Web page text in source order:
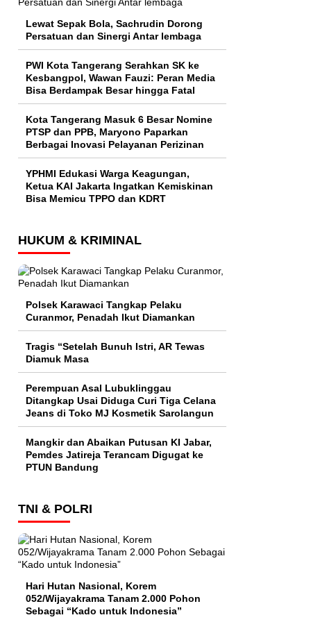
Lewat Sepak Bola, Sachrudin Dorong
Persatuan dan Sinergi Antar lembaga
PWI Kota Tangerang Serahkan SK ke
Kesbangpol, Wawan Fauzi: Peran Media
Bisa Berdampak Besar hingga Fatal
Kota Tangerang Masuk 6 Besar Nomine
PTSP dan PPB, Maryono Paparkan
Berbagai Inovasi Pelayanan Perizinan
YPHMI Edukasi Warga Keagungan,
Ketua KAI Jakarta Ingatkan Kemiskinan
Bisa Memicu TPPO dan KDRT
HUKUM & KRIMINAL
Polsek Karawaci Tangkap Pelaku
Curanmor, Penadah Ikut Diamankan
Tragis “Setelah Bunuh Istri, AR Tewas
Diamuk Masa
Perempuan Asal Lubuklinggau
Ditangkap Usai Diduga Curi Tiga Celana
Jeans di Toko MJ Kosmetik Sarolangun
Mangkir dan Abaikan Putusan KI Jabar,
Pemdes Jatireja Terancam Digugat ke
PTUN Bandung
TNI & POLRI
Hari Hutan Nasional, Korem
052/Wijayakrama Tanam 2.000 Pohon
Sebagai “Kado untuk Indonesia”